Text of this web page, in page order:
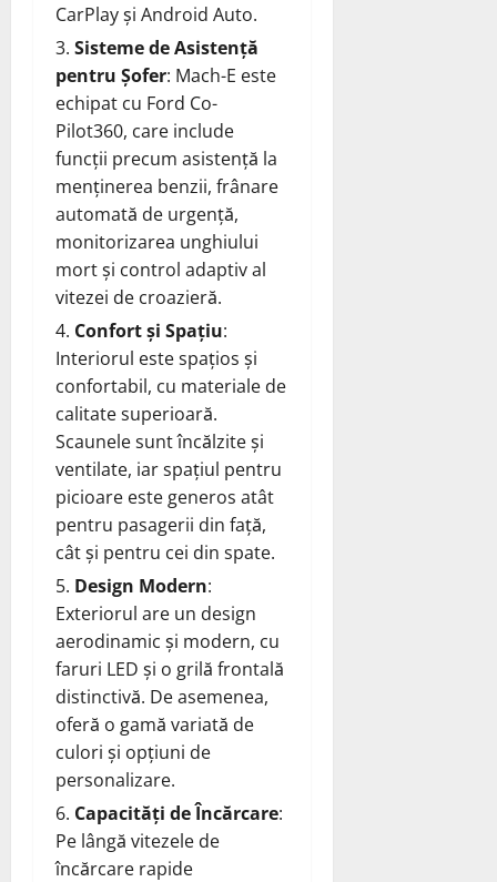
CarPlay și Android Auto.
Sisteme de Asistență
pentru Șofer: Mach-E este
echipat cu Ford Co-
Pilot360, care include
funcții precum asistență la
menținerea benzii, frânare
automată de urgență,
monitorizarea unghiului
mort și control adaptiv al
vitezei de croazieră.
Confort și Spațiu:
Interiorul este spațios și
confortabil, cu materiale de
calitate superioară.
Scaunele sunt încălzite și
ventilate, iar spațiul pentru
picioare este generos atât
pentru pasagerii din față,
cât și pentru cei din spate.
Design Modern:
Exteriorul are un design
aerodinamic și modern, cu
faruri LED și o grilă frontală
distinctivă. De asemenea,
oferă o gamă variată de
culori și opțiuni de
personalizare.
Capacități de Încărcare:
Pe lângă vitezele de
încărcare rapide